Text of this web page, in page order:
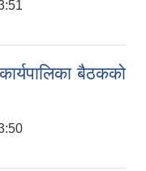
बैठकको